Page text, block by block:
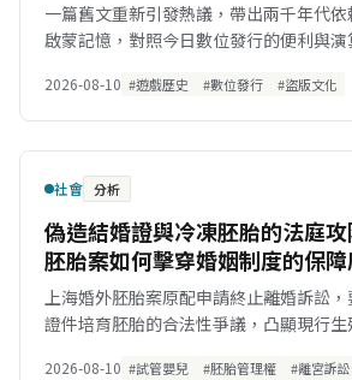
一篇舊文重新引發熱議，帶出兩千年代
啟蒙記憶，對照今日數位發行的便利與
2026-08-10 #遊戲歷史 #數位發行 #盜版文化
社會 分析
偽造結婚證與冷凍胚胎的法庭
胚胎案如何擊穿婚姻制度的保
上海婚外胚胎案原配申請終止離婚訴訟
證件培育胚胎的合法性爭議，凸顯現行
2026-08-10 #試管嬰兒 #胚胎管理權 #離宮訴訟